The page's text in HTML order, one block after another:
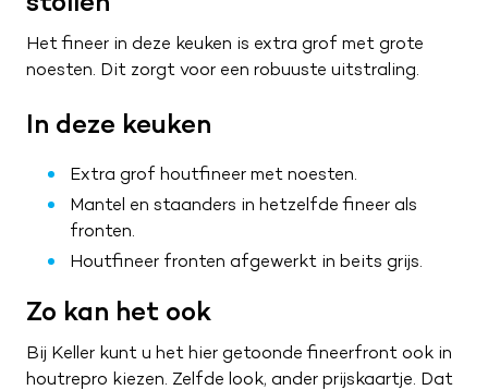
Het fineer in deze keuken is extra grof met grote
noesten. Dit zorgt voor een robuuste uitstraling.
In deze keuken
Extra grof houtfineer met noesten.
Mantel en staanders in hetzelfde fineer als
fronten.
Houtfineer fronten afgewerkt in beits grijs.
Zo kan het ook
Bij Keller kunt u het hier getoonde fineerfront ook in
houtrepro kiezen. Zelfde look, ander prijskaartje. Dat